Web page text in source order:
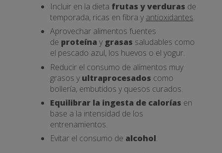
Incluir en la dieta frutas y verduras de
temporada, ricas en fibra y antioxidantes.
Aprovechar alimentos fuentes
de proteína y grasas saludables como
el pescado azul, los huevos o el yogur.
Reducir el consumo de alimentos muy
grasos y ultraprocesados como
bollería, embutidos y quesos curados.
Equilibrar la ingesta de calorías en
base a la intensidad de los
entrenamientos.
Evitar el consumo de alcohol.